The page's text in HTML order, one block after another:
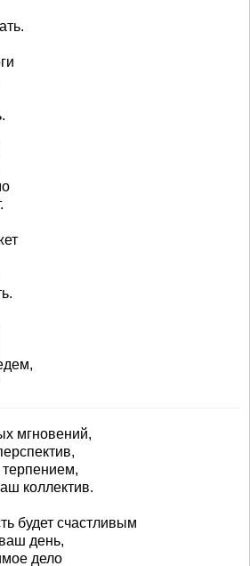
мгновений,
терпением,
коллектив.
будет счастливым
день,
дело